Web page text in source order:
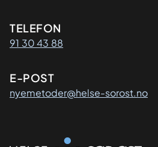
Kontaktinformasjon
TELEFON
91 30 43 88
E-POST
nyemetoder@helse-sorost.no
Organisasjon